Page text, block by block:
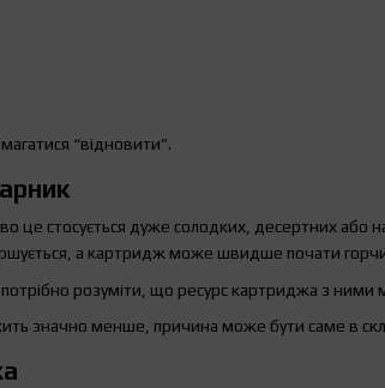
“відновити”.
стосується дуже солодких, десертних або
а картридж може швидше почати
розуміти, що ресурс картриджа з
значно менше, причина може бути саме в